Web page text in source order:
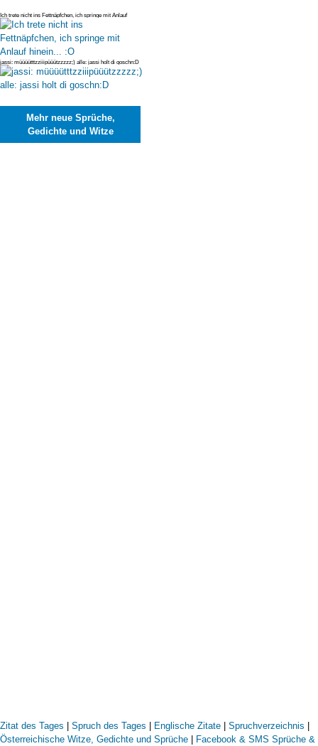
Ich trete nicht ins Fettnäpfchen, ich springe mit Anlauf
hinein... :O
jassi: müüüütttzziiipüüützzzzz;) alle: jassi holt di goschn:D
Mehr neue Sprüche,
Gedichte und Witze
Zitat des Tages | Spruch des Tages | Englische Zitate | Spruchverzeichnis |
Österreichische Witze, Gedichte und Sprüche | Facebook & SMS Sprüche &